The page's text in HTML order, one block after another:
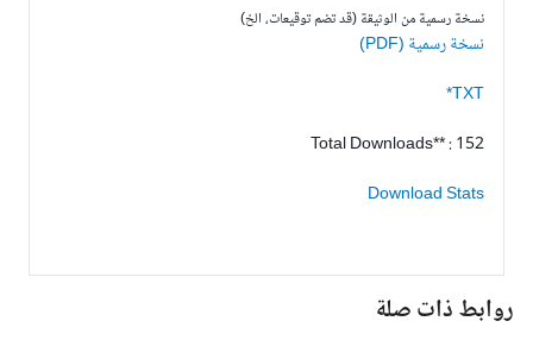
نسخة رسمية من الوثيقة (قد تضم توقيعات، الخ)
نسخة رسمية (PDF)
TXT*
Total Downloads** : 152
Download Stats
روابط ذات صلة